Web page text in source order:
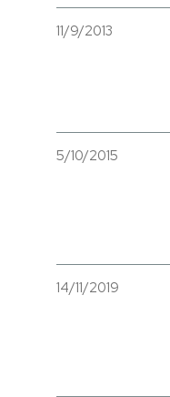
11/9/2013
5/10/2015
14/11/2019